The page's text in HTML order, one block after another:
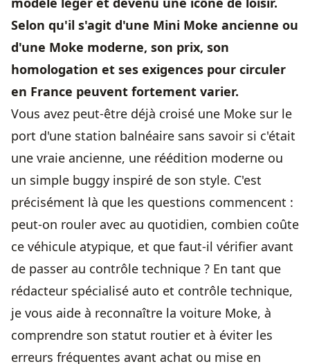
Selon qu'il s'agit d'une Mini Moke ancienne ou
d'une Moke moderne, son prix, son
homologation et ses exigences pour circuler
en France peuvent fortement varier.
Vous avez peut-être déjà croisé une Moke sur le
port d'une station balnéaire sans savoir si c'était
une vraie ancienne, une réédition moderne ou
un simple buggy inspiré de son style. C'est
précisément là que les questions commencent :
peut-on rouler avec au quotidien, combien coûte
ce véhicule atypique, et que faut-il vérifier avant
de passer au contrôle technique ? En tant que
rédacteur spécialisé auto et contrôle technique,
je vous aide à reconnaître la voiture Moke, à
comprendre son statut routier et à éviter les
erreurs fréquentes avant achat ou mise en